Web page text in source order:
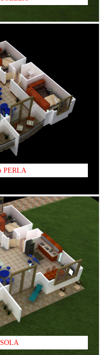
PERLA فيلا مساحتها 235 م
SOLA مساحتها 210 م